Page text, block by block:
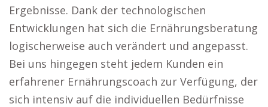
Ergebnisse. Dank der technologischen
Entwicklungen hat sich die Ernährungsberatung
logischerweise auch verändert und angepasst.
Bei uns hingegen steht jedem Kunden ein
erfahrener Ernährungscoach zur Verfügung, der
sich intensiv auf die individuellen Bedürfnisse